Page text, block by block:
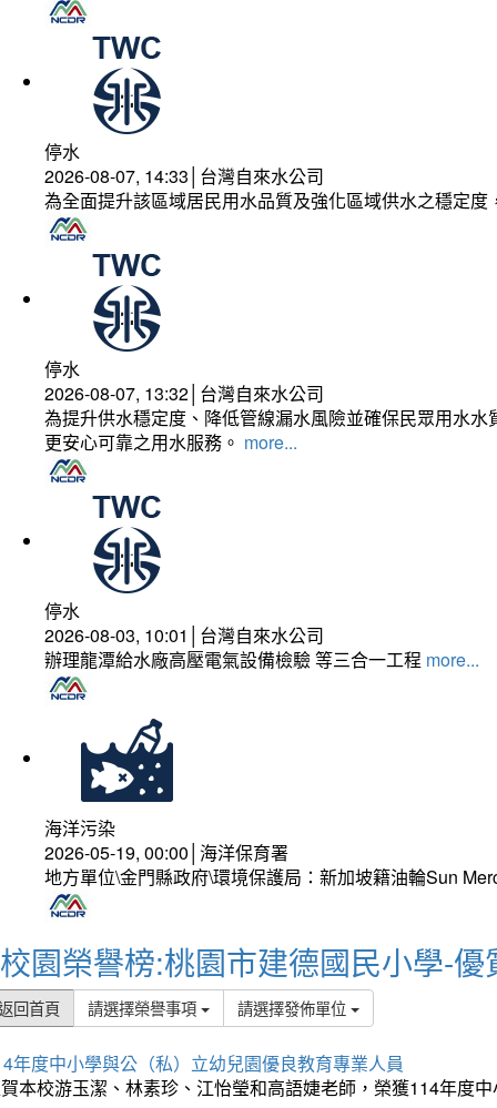
停水
2026-08-07, 14:33│台灣自來水公司
為全面提升該區域居民用水品質及強化區域供水之穩定
停水
2026-08-07, 13:32│台灣自來水公司
為提升供水穩定度、降低管線漏水風險並確保民眾用水
更安心可靠之用水服務。 more...
停水
2026-08-03, 10:01│台灣自來水公司
辦理龍潭給水廠高壓電氣設備檢驗 等三合一工程 more...
海洋污染
2026-05-19, 00:00│海洋保育署
地方單位\金門縣政府\環境保護局：新加坡籍油輪Sun
校園榮譽榜:桃園市建德國民小學-優
回首頁 請選擇榮譽事項 請選擇發佈單位
年度中小學與公（私）立幼兒園優良教育專業人員
本校游玉潔、林素珍、江怡瑩和高語婕老師，榮獲114年度